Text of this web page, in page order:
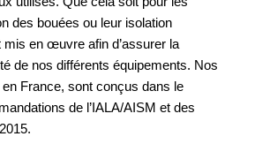
des bouées ou leur isolation
mis en œuvre afin d’assurer la
de nos différents équipements. Nos
France, sont conçus dans le
de l’IALA/AISM et des